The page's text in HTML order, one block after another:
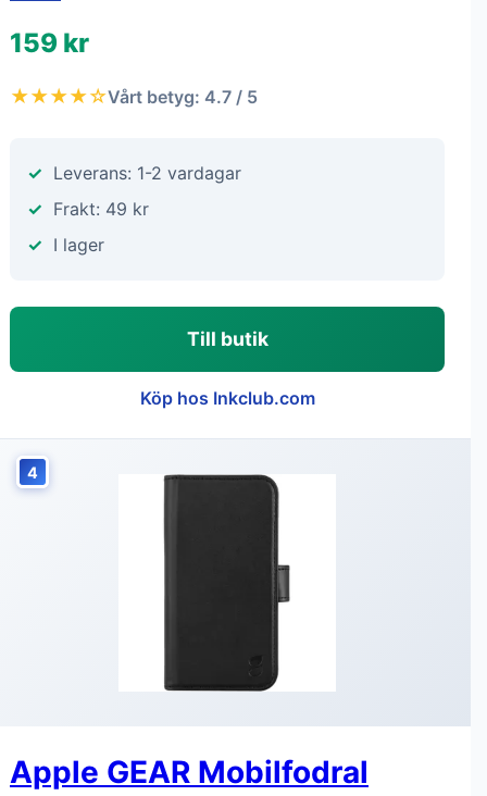
159 kr
★★★★☆Vårt betyg: 4.7 / 5
Leverans: 1-2 vardagar
Frakt: 49 kr
I lager
Till butik
Köp hos Inkclub.com
4
Apple GEAR Mobilfodral